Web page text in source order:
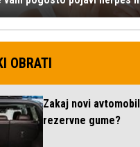
OBRATI
Zakaj novi
rezervne gume?